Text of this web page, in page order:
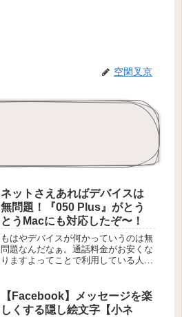
空閑叉京
ネットさえあればデバイスは
無問題！『050 Plus』がとう
とうMacにも対応したぞ〜！
もはやデバイスが何かっていうのは無
問題なんだなぁ。通話料金がお安くな
りますよってことで利用している人が
PCやMacでも利用が可能って知って
ました？ もはや05...
【Facebook】メッセージを楽
しくする隠し絵文字【小ネ